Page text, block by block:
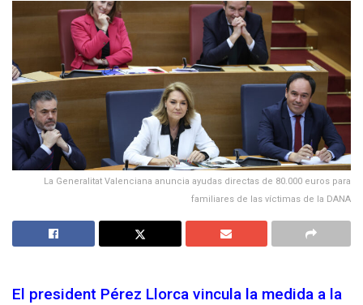
La Generalitat Valenciana anuncia ayudas directas de 80.000 euros para
familiares de las víctimas de la DANA
El president Pérez Llorca vincula la medida a la